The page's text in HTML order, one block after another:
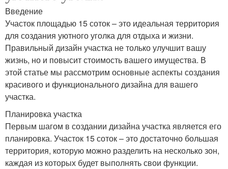
Введение
Участок площадью 15 соток – это идеальная территория
для создания уютного уголка для отдыха и жизни.
Правильный дизайн участка не только улучшит вашу
жизнь, но и повысит стоимость вашего имущества. В
этой статье мы рассмотрим основные аспекты создания
красивого и функционального дизайна для вашего
участка.
Планировка участка
Первым шагом в создании дизайна участка является его
планировка. Участок 15 соток – это достаточно большая
территория, которую можно разделить на несколько зон,
каждая из которых будет выполнять свои функции.